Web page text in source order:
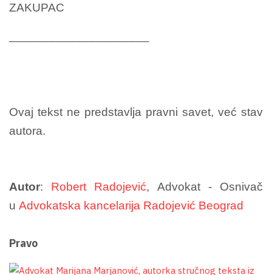
ZAKUPAC
Ovaj tekst ne predstavlja pravni savet, već stav
autora.
Autor: Robert Radojević, Advokat - Osnivač
u Advokatska kancelarija Radojević Beograd
Pravo